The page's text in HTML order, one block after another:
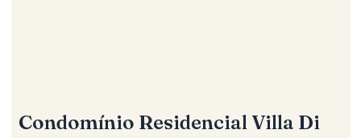
Condomínio Residencial Villa Di